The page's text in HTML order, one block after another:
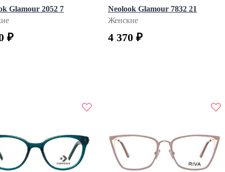
Glamour 2052 7
₽
Neolook Glamour 7832 21
Женские
4 370 ₽